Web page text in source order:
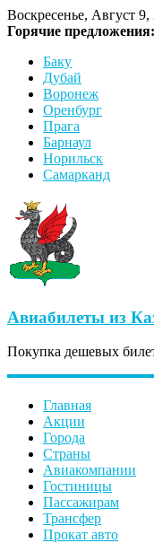
Воскресенье, Август 9,
Горячие предложения:
Баку
Дубай
Воронеж
Оренбург
Прага
Барнаул
Норильск
Самарканд
Авиабилеты из
Покупка дешевых
Главная
Акции
Города
Страны
Авиакомпании
Гостиницы
Пассажирам
Трансфер
Прокат авто